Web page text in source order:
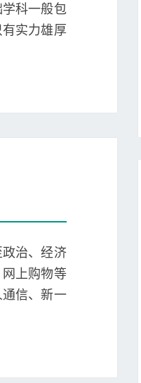
科一般包
实力雄厚
治、经济
上购物等
信、新一